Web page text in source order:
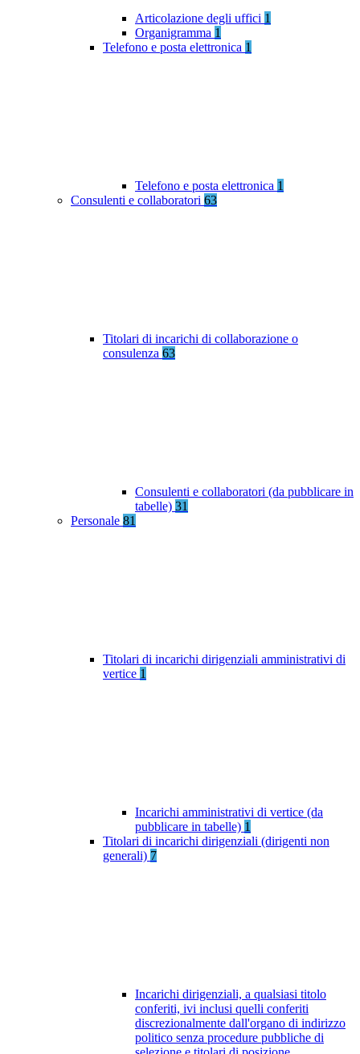
Articolazione degli uffici 1
Organigramma 1
Telefono e posta elettronica 1
Telefono e posta elettronica 1
Consulenti e collaboratori 63
Titolari di incarichi di collaborazione o
consulenza 63
Consulenti e collaboratori (da pubblicare in
tabelle) 31
Personale 81
Titolari di incarichi dirigenziali amministrativi di
vertice 1
Incarichi amministrativi di vertice (da
pubblicare in tabelle) 1
Titolari di incarichi dirigenziali (dirigenti non
generali) 7
Incarichi dirigenziali, a qualsiasi titolo
conferiti, ivi inclusi quelli conferiti
discrezionalmente dall'organo di indirizzo
politico senza procedure pubbliche di